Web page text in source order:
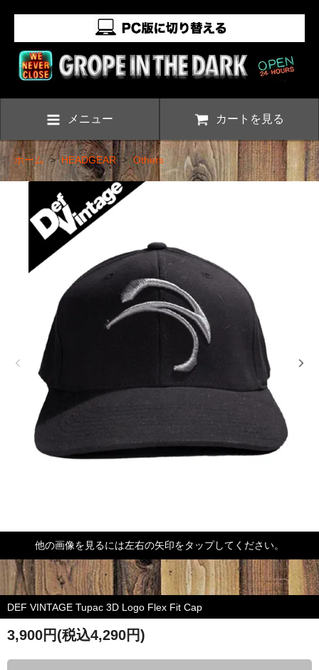
メニュー カートを見る
ホーム>HEADGEAR>Others
他の画像を見るには左右の矢印をタップしてください。
DEF VINTAGE Tupac 3D Logo Flex Fit Cap
3,900円(税込4,290円)